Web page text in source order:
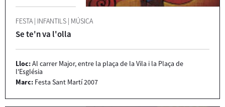
FESTA | INFANTILS | MÚSICA
Se te'n va l'olla
Lloc:Al carrer Major, entre la plaça de la Vila i la Plaça de
l'Església
Marc: Festa Sant Martí 2007